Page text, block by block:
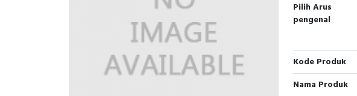
Pilih Arus
pengenal
Kode Produk
Nama Produk